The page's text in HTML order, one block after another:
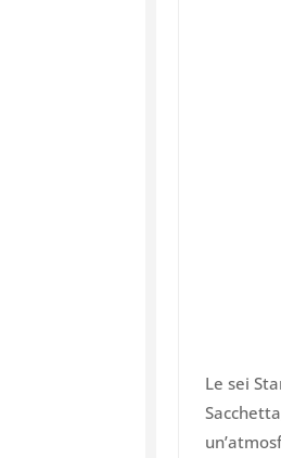
Le sei